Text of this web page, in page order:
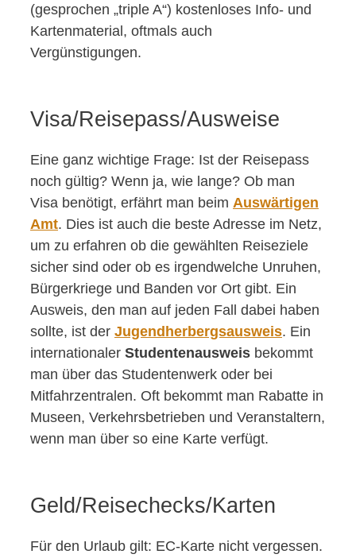
(gesprochen „triple A“) kostenloses Info- und
Kartenmaterial, oftmals auch
Vergünstigungen.
Visa/Reisepass/Ausweise
Eine ganz wichtige Frage: Ist der Reisepass
noch gültig? Wenn ja, wie lange? Ob man
Visa benötigt, erfährt man beim Auswärtigen
Amt. Dies ist auch die beste Adresse im Netz,
um zu erfahren ob die gewählten Reiseziele
sicher sind oder ob es irgendwelche Unruhen,
Bürgerkriege und Banden vor Ort gibt. Ein
Ausweis, den man auf jeden Fall dabei haben
sollte, ist der Jugendherbergsausweis. Ein
internationaler Studentenausweis bekommt
man über das Studentenwerk oder bei
Mitfahrzentralen. Oft bekommt man Rabatte in
Museen, Verkehrsbetrieben und Veranstaltern,
wenn man über so eine Karte verfügt.
Geld/Reisechecks/Karten
Für den Urlaub gilt: EC-Karte nicht vergessen.